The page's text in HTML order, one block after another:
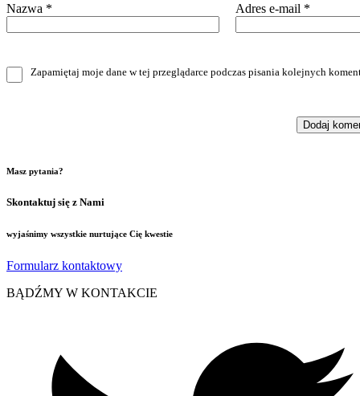
Nazwa * Adres e-mail *
Zapamiętaj moje dane w tej przeglądarce podczas pisania kolejnych
Masz pytania?
Skontaktuj się z Nami
wyjaśnimy wszystkie nurtujące Cię kwestie
Formularz kontaktowy
BĄDŹMY W KONTAKCIE